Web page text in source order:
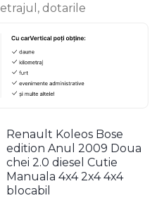
dotarile
Renault Koleos Bose
edition Anul 2009 Doua
chei 2.0 diesel Cutie
Manuala 4x4 2x4 4x4
blocabil